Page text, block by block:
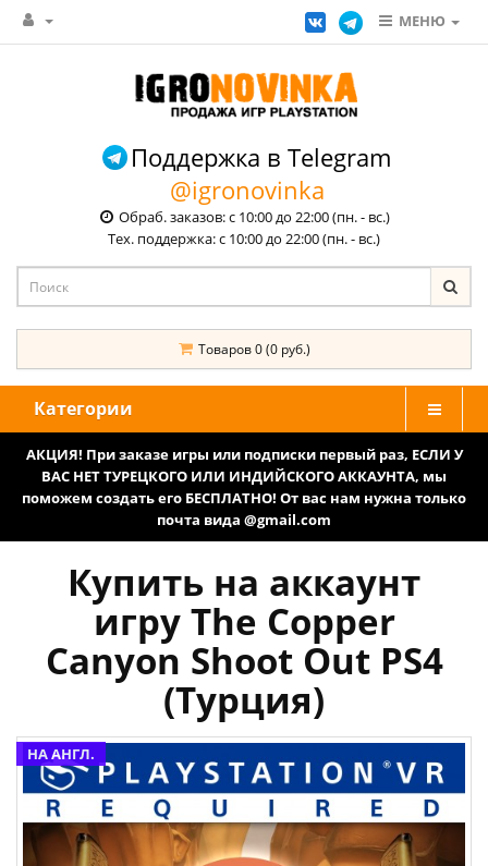
МЕНЮ
Поддержка в Telegram
@igronovinka
Обраб. заказов: с 10:00 до 22:00 (пн. - вс.)
Тех. поддержка: с 10:00 до 22:00 (пн. - вс.)
Товаров 0 (0 руб.)
Категории
АКЦИЯ! При заказе игры или подписки первый раз, ЕСЛИ У
ВАС НЕТ ТУРЕЦКОГО ИЛИ ИНДИЙСКОГО АККАУНТА, мы
поможем создать его БЕСПЛАТНО! От вас нам нужна только
почта вида @gmail.com
Купить на аккаунт
игру The Copper
Canyon Shoot Out PS4
(Турция)
НА АНГЛ.